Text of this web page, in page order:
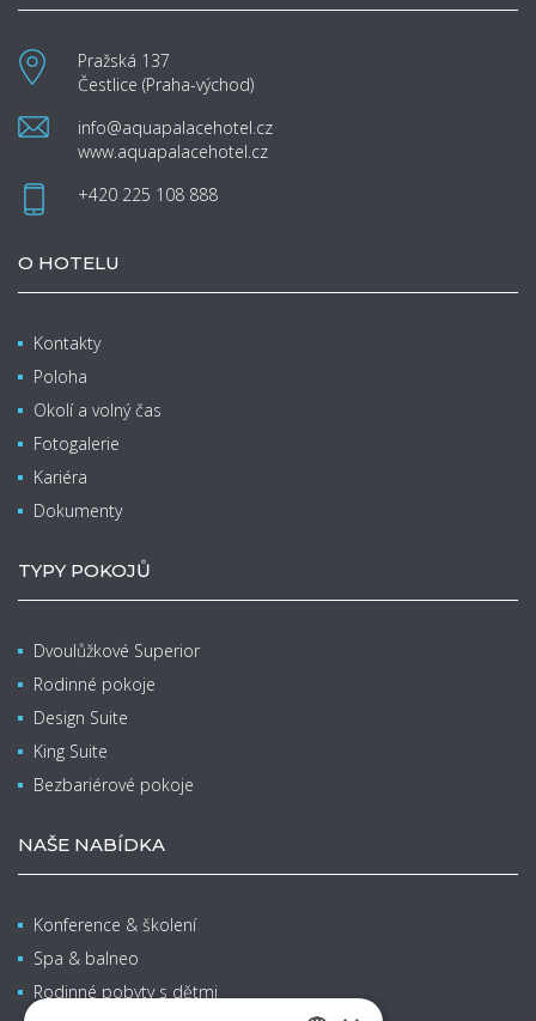
Pražská 137
Čestlice (Praha-východ)
info@aquapalacehotel.cz
www.aquapalacehotel.cz
+420 225 108 888
O HOTELU
Kontakty
Poloha
Okolí a volný čas
Fotogalerie
Kariéra
Dokumenty
TYPY POKOJŮ
Dvoulůžkové Superior
Rodinné pokoje
Design Suite
King Suite
Bezbariérové pokoje
NAŠE NABÍDKA
Konference & školení
Spa & balneo
Rodinné pobyty s dětmi